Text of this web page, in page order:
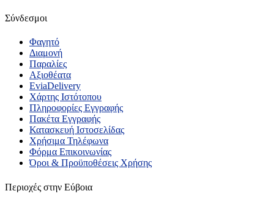
Σύνδεσμοι
Φαγητό
Διαμονή
Παραλίες
Αξιοθέατα
EviaDelivery
Χάρτης Ιστότοπου
Πληροφορίες Εγγραφής
Πακέτα Εγγραφής
Κατασκευή Ιστοσελίδας
Χρήσιμα Τηλέφωνα
Φόρμα Επικοινωνίας
Όροι & Προϋποθέσεις Xρήσης
Περιοχές στην Εύβοια